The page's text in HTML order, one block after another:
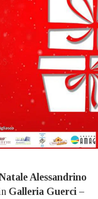
Alessandrino
Galleria Guerci –